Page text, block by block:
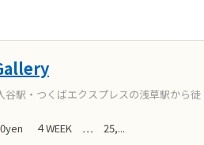
谷駅・つくばエクスプレスの浅草駅から徒
４WEEK … 25,...